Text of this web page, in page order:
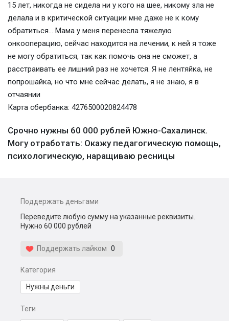
15 лет, никогда не сидела ни у кого на шее, никому зла не
делала и в критической ситуации мне даже не к кому
обратиться... Мама у меня перенесла тяжелую
онкооперацию, сейчас находится на лечении, к ней я тоже
не могу обратиться, так как помочь она не сможет, а
расстраивать ее лишний раз не хочется. Я не лентяйка, не
попрошайка, но что мне сейчас делать, я не знаю, я в
отчаянии
Карта сбербанка: 4276500020824478
Срочно нужны 60 000 рублей Южно-Сахалинск.
Могу отработать: Окажу педагогическую помощь,
психологическую, наращиваю ресницы
Поддержать деньгами
Переведите любую сумму на указанные реквизиты.
Нужно 60 000 рублей
Поддержать лайком 0
Категория
Нужны деньги
Теги